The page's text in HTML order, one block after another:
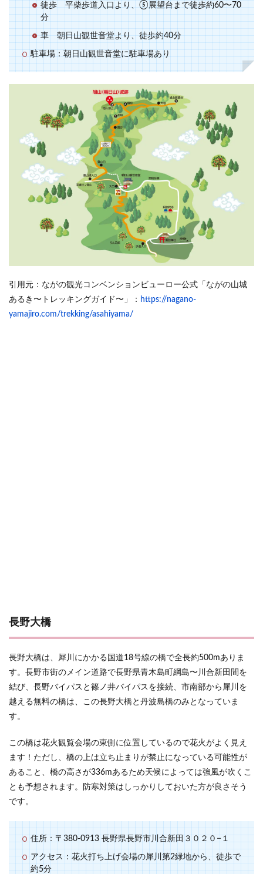
徒歩 平柴歩道入口より、⑤展望台まで徒歩約60〜70
分
車 朝日山観世音堂より、徒歩約40分
駐車場：朝日山観世音堂に駐車場あり
引用元：ながの観光コンベンションビューロー公式「ながの山城
あるき〜トレッキングガイド〜」： https://nagano-
yamajiro.com/trekking/asahiyama/
長野大橋
長野大橋は、犀川にかかる国道18号線の橋で全長約500mありま
す。長野市街のメイン道路で長野県青木島町綱島〜川合新田間を
結び、長野バイパスと篠ノ井バイパスを接続、市南部から犀川を
越える無料の橋は、この長野大橋と丹波島橋のみとなっていま
す。
この橋は花火観覧会場の東側に位置しているので花火がよく見え
ます！ただし、橋の上は立ち止まりが禁止になっている可能性が
あること、橋の高さが336mあるため天候によっては強風が吹くこ
とも予想されます。防寒対策はしっかりしておいた方が良さそう
です。
住所：〒380-0913 長野県長野市川合新田３０２０−１
アクセス：花火打ち上げ会場の犀川第2緑地から、徒歩で
約5分